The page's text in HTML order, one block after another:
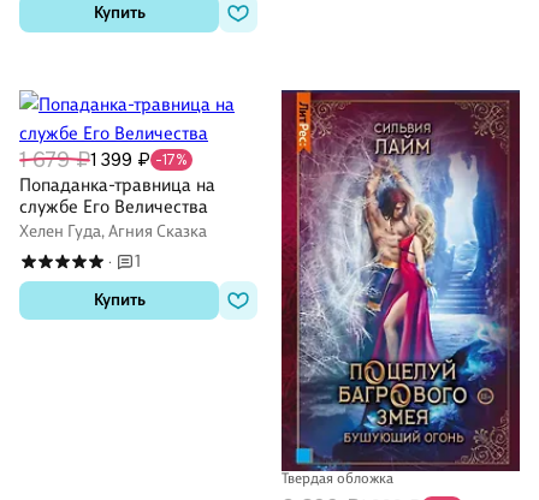
Купить
1 679 ₽1 399 ₽ -17%
Попаданка-травница на
службе Его Величества
Хелен Гуда, Агния Сказка
·
1
Купить
Твердая обложка